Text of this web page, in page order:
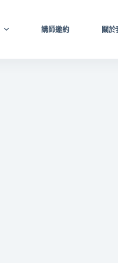
講師邀約 關於